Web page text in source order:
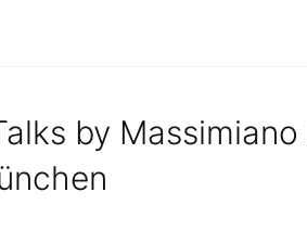
by Massimiano